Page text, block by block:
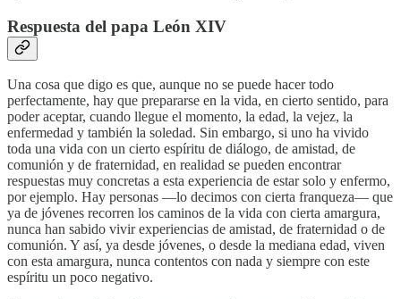
Respuesta del papa León XIV
Una cosa que digo es que, aunque no se puede hacer todo
perfectamente, hay que prepararse en la vida, en cierto sentido, para
poder aceptar, cuando llegue el momento, la edad, la vejez, la
enfermedad y también la soledad. Sin embargo, si uno ha vivido
toda una vida con un cierto espíritu de diálogo, de amistad, de
comunión y de fraternidad, en realidad se pueden encontrar
respuestas muy concretas a esta experiencia de estar solo y enfermo,
por ejemplo. Hay personas —lo decimos con cierta franqueza— que
ya de jóvenes recorren los caminos de la vida con cierta amargura,
nunca han sabido vivir experiencias de amistad, de fraternidad o de
comunión. Y así, ya desde jóvenes, o desde la mediana edad, viven
con esta amargura, nunca contentos con nada y siempre con este
espíritu un poco negativo.